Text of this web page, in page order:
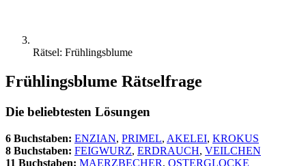
Rätsel: Frühlingsblume
Frühlingsblume Rätselfrage
Die beliebtesten Lösungen
6 Buchstaben: ENZIAN, PRIMEL, AKELEI, KROKUS
8 Buchstaben: FEIGWURZ, ERDRAUCH, VEILCHEN
11 Buchstaben: MAERZBECHER, OSTERGLOCKE